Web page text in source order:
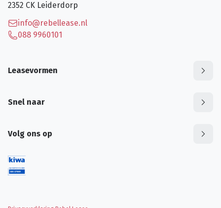
2352 CK Leiderdorp
info@rebellease.nl
088 9960101
Leasevormen
Snel naar
Volg ons op